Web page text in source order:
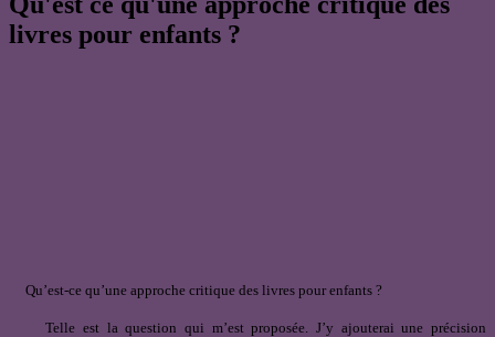
livres pour enfants ?
Qu’est-ce qu’une approche critique des livres pour enfants ?
Telle est la question qui m’est proposée. J’y ajouterai une précision